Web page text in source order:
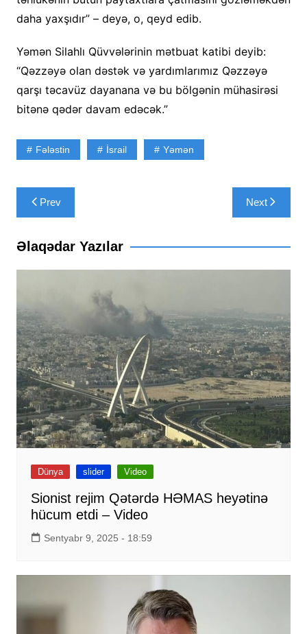
daha yaxşıdır” – deyə, o, qeyd edib.
Yəmən Silahlı Qüvvələrinin mətbuat katibi deyib:
“Qəzzəyə olan dəstək və yardımlarımız Qəzzəyə
qarşı təcavüz dayanana və bu bölgənin mühasirəsi
bitənə qədər davam edəcək.”
Fələstin İsrail Yəmən
Yazı
naviqasiyası
Prev Next
Əlaqədar Yazılar
Dünya slider Video
Sionist rejim Qətərdə HƏMAS heyətinə
hücum etdi – Video
Sentyabr 9, 2025 - 18:59